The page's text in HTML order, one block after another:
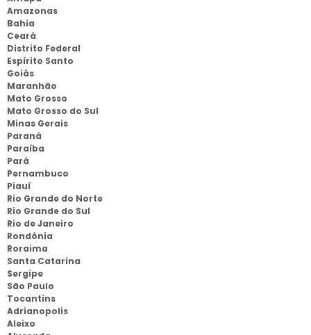
Amazonas
Bahia
Ceará
Distrito Federal
Espírito Santo
Goiás
Maranhão
Mato Grosso
Mato Grosso do Sul
Minas Gerais
Paraná
Paraíba
Pará
Pernambuco
Piauí
Rio Grande do Norte
Rio Grande do Sul
Rio de Janeiro
Rondônia
Roraima
Santa Catarina
Sergipe
São Paulo
Tocantins
Adrianopolis
Aleixo